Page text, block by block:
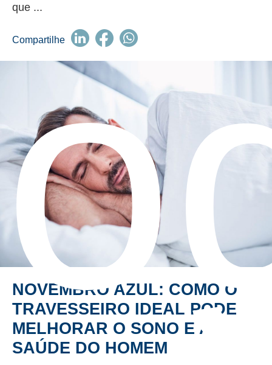
que ...
Compartilhe
NOVEMBRO AZUL: COMO O
TRAVESSEIRO IDEAL PODE
MELHORAR O SONO E A
SAÚDE DO HOMEM